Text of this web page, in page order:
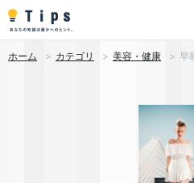
ホーム カテゴリ 美容・健康